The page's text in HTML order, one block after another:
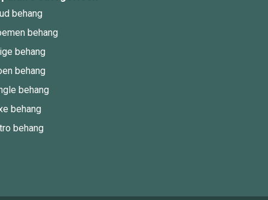
behang
behang
behang
behang
behang
behang
behang